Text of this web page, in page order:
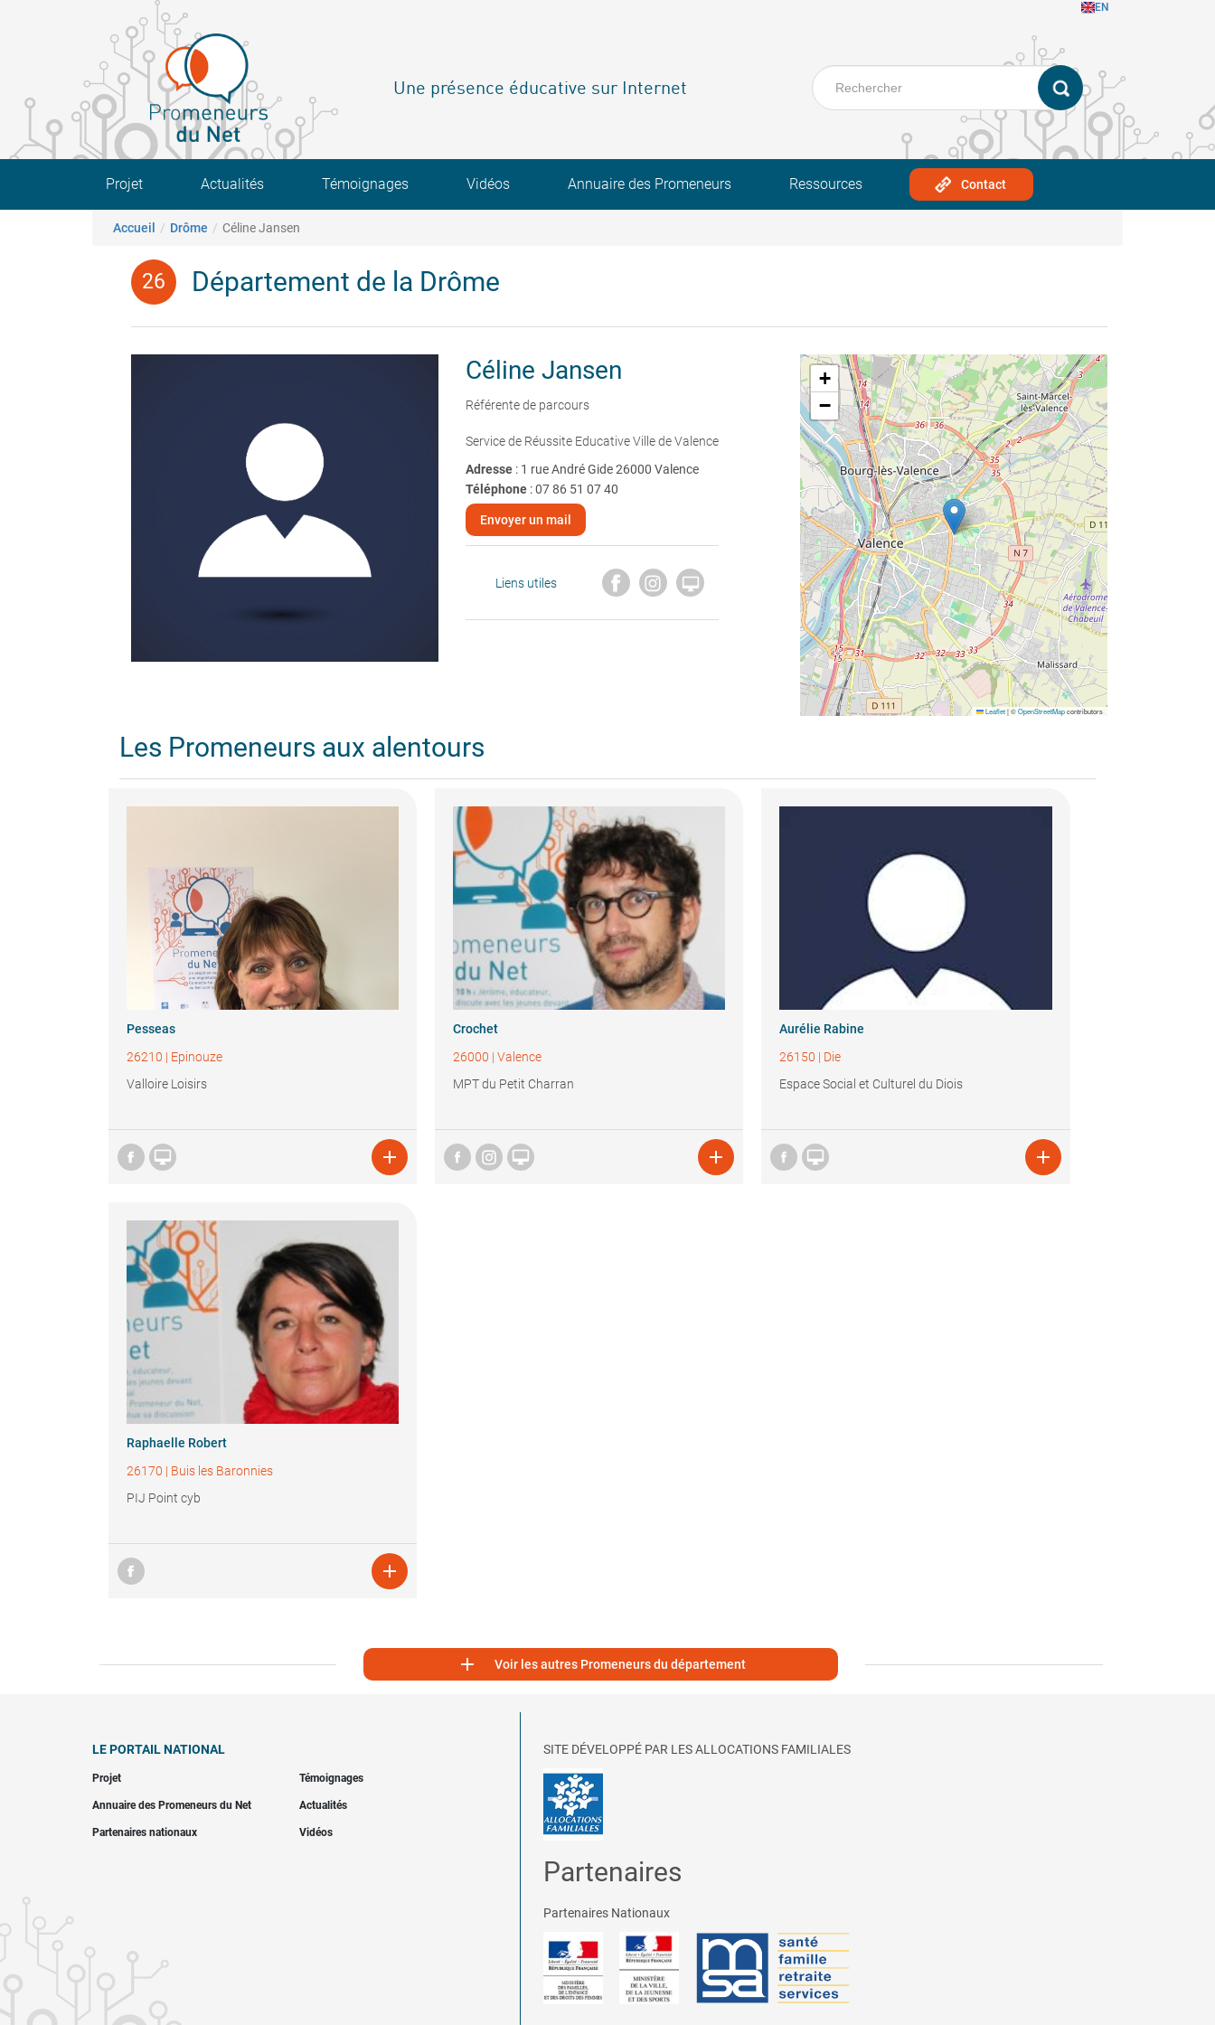
EN
Une présence éducative sur Internet
Main navigation
Projet Actualités Témoignages Vidéos Annuaire des Promeneurs Ressources Contact
Fil d'Ariane
Accueil Drôme Céline Jansen
Département de la Drôme
Céline Jansen
Référente de parcours
Service de Réussite Educative Ville de Valence
Adresse : 1 rue André Gide 26000 Valence
Téléphone:07 86 51 07 40
Envoyer un mail
Liens utiles 
+
−
Leaflet |©OpenStreetMapcontributors
Les Promeneurs aux alentours
Pesseas
26210 | Epinouze
Valloire Loisirs
 
Crochet
26000 | Valence
MPT du Petit Charran
 
Aurélie Rabine
26150 | Die
Espace Social et Culturel du Diois
 
Raphaelle Robert
26170 | Buis les Baronnies
PIJ Point cyb

 Voir les autres Promeneurs du département
LE PORTAIL NATIONAL
Projet Témoignages
Annuaire des Promeneurs du Net Actualités
Partenaires nationaux Vidéos
SITE DÉVELOPPÉ PAR LES ALLOCATIONS FAMILIALES
Partenaires
Partenaires Nationaux